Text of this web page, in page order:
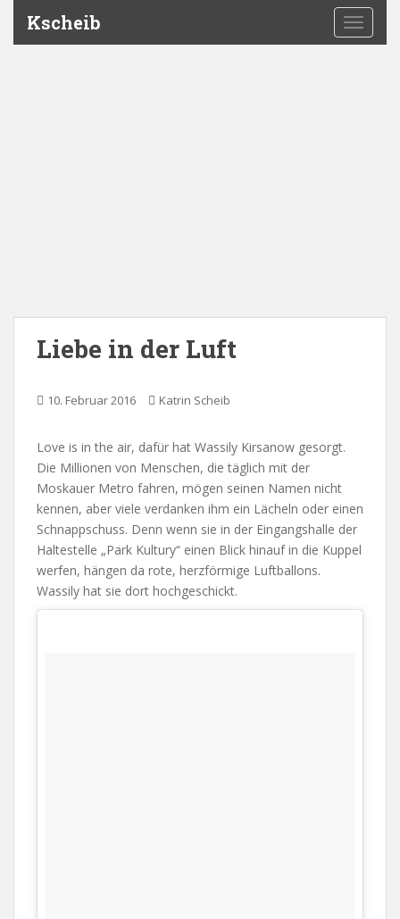
Kscheib
Liebe in der Luft
10. Februar 2016 Katrin Scheib
Love is in the air, dafür hat Wassily Kirsanow gesorgt.
Die Millionen von Menschen, die täglich mit der
Moskauer Metro fahren, mögen seinen Namen nicht
kennen, aber viele verdanken ihm ein Lächeln oder einen
Schnappschuss. Denn wenn sie in der Eingangshalle der
Haltestelle „Park Kultury“ einen Blick hinauf in die Kuppel
werfen, hängen da rote, herzförmige Luftballons.
Wassily hat sie dort hochgeschickt.